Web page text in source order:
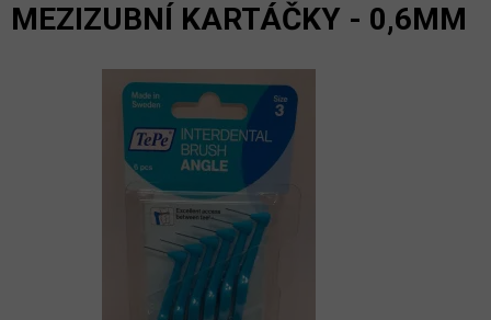
MEZIZUBNÍ KARTÁČKY - 0,6MM